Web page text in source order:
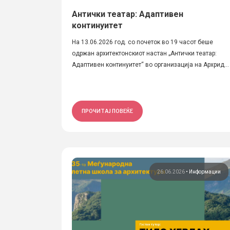
Антички театар: Адаптивен
континуитет
На 13.06.2026 год. со почеток во 19 часот беше
одржан архитектонскиот настан „Антички театар:
Адаптивен континуитет“ во организација на Архрид...
ПРОЧИТАЈ ПОВЕЌЕ
26.06.2026 • Информации